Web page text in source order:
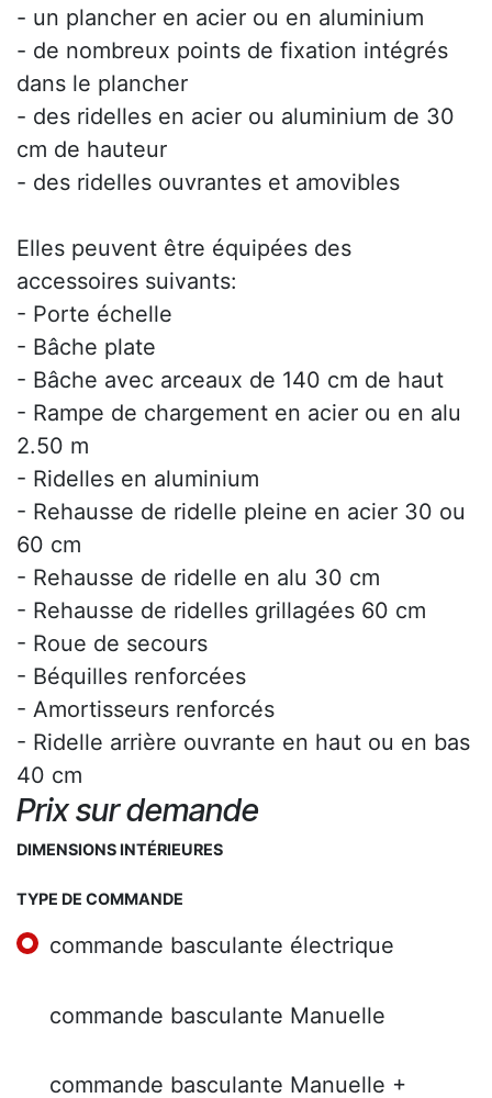
- un plancher en acier ou en aluminium
- de nombreux points de fixation intégrés
dans le plancher
- des ridelles en acier ou aluminium de 30
cm de hauteur
- des ridelles ouvrantes et amovibles
Elles peuvent être équipées des
accessoires suivants:
- Porte échelle
- Bâche plate
- Bâche avec arceaux de 140 cm de haut
- Rampe de chargement en acier ou en alu
2.50 m
- Ridelles en aluminium
- Rehausse de ridelle pleine en acier 30 ou
60 cm
- Rehausse de ridelle en alu 30 cm
- Rehausse de ridelles grillagées 60 cm
- Roue de secours
- Béquilles renforcées
- Amortisseurs renforcés
- Ridelle arrière ouvrante en haut ou en bas
40 cm
Prix sur demande
DIMENSIONS INTÉRIEURES
TYPE DE COMMANDE
commande basculante électrique
commande basculante Manuelle
commande basculante Manuelle +